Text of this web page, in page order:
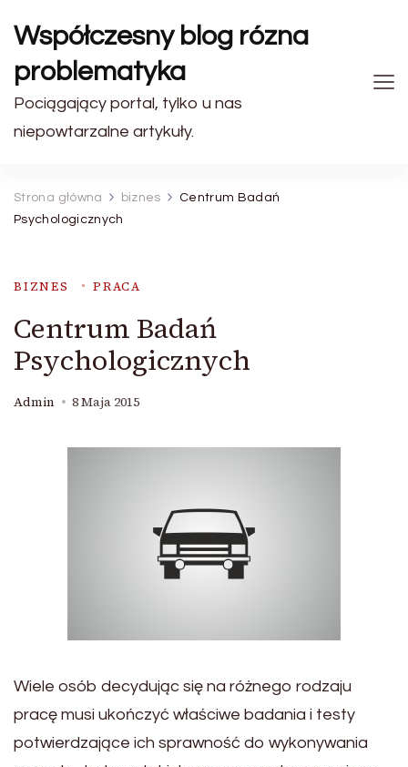
Współczesny blog rózna
problematyka
Pociągający portal, tylko u nas
niepowtarzalne artykuły.
Strona główna biznes
Centrum Badań
Psychologicznych
BIZNES PRACA
Centrum Badań
Psychologicznych
Admin 8 Maja 2015
Wiele osób decydując się na różnego rodzaju
pracę musi ukończyć właściwe badania i testy
potwierdzające ich sprawność do wykonywania